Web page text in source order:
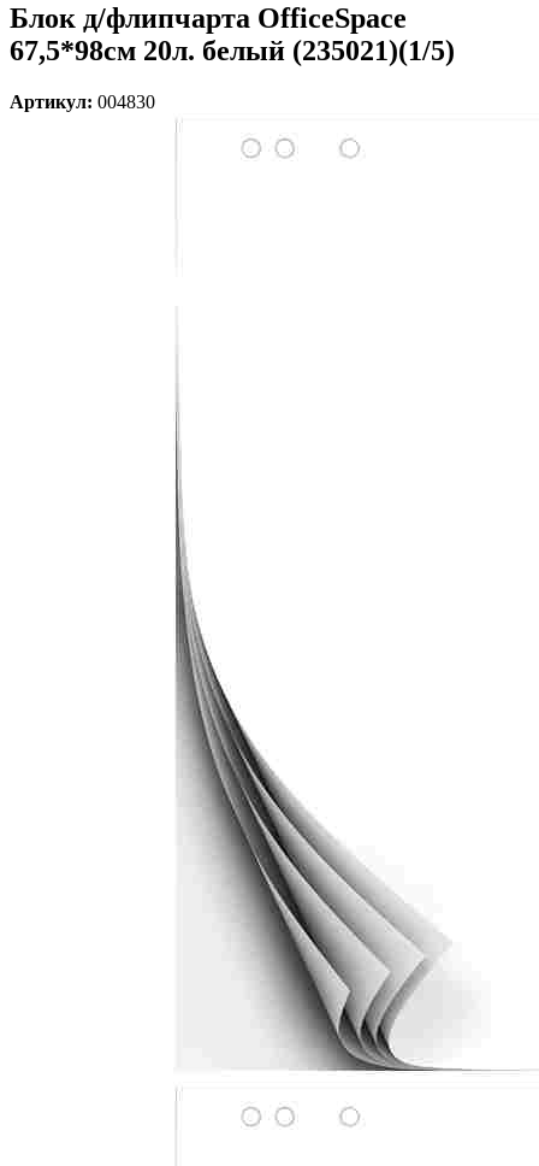
Блок д/флипчарта OfficeSpace
67,5*98см 20л. белый (235021)(1/5)
Артикул: 004830